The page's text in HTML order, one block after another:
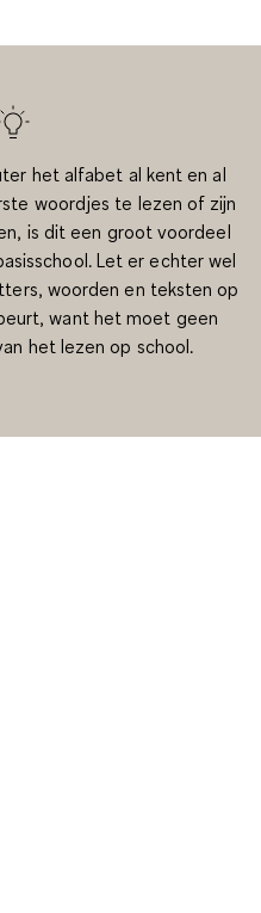
het alfabet al kent en al
woordjes te lezen of zijn
is dit een groot voordeel
Let er echter wel
woorden en teksten op
want het moet geen
het lezen op school.